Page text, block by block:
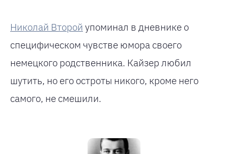
Николай Второй упоминал в дневнике о
специфическом чувстве юмора своего
немецкого родственника. Кайзер любил
шутить, но его остроты никого, кроме него
самого, не смешили.